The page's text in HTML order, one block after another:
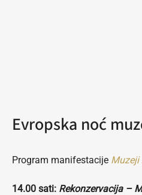
Evropska noć
Program manifestacije Muzeji
14.00 sati: Rekonzervacija –